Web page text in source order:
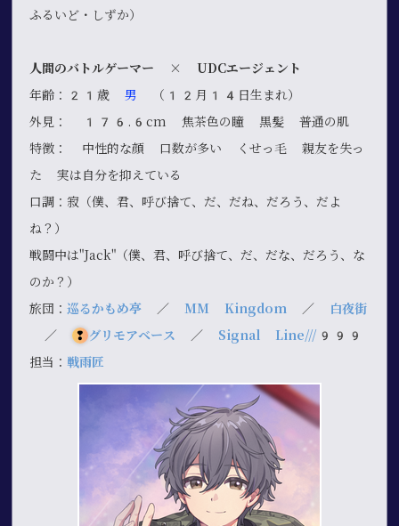
ふるいど・しずか）
人間のバトルゲーマー × UDCエージェント
年齢：21歳男
（12月14日生まれ）
外見： 176.6cm 焦茶色の瞳 黒髪 普通の肌
特徴： 中性的な顔 口数が多い くせっ毛 親友を失っ
た 実は自分を抑えている
口調：寂（僕、君、呼び捨て、だ、だね、だろう、だよ
ね？）
戦闘中は"Jack"（僕、君、呼び捨て、だ、だな、だろう、な
のか？）
旅団：巡るかもめ亭 ／ MM Kingdom ／ 白夜街
／ ❢ グリモアベース ／ Signal Line///999
担当：戦雨匠